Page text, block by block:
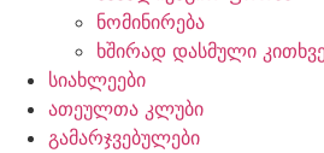
ნომინირება
ხშირად დასმული
სიახლეები
ათეულთა კლუბი
გამარჯვებულები